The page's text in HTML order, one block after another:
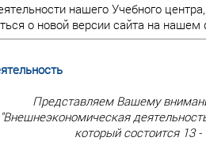
нашего Учебного
о новой версии сайта на нашем
Представляем Вашему
"Внешнеэкономическая
который состоится 13 -